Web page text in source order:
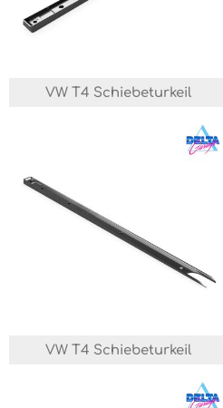
VW T4 Schiebeturkeil
VW T4 Schiebeturkeil